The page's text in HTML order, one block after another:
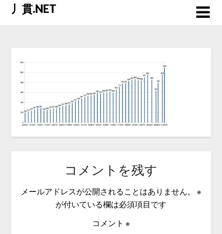
Skip丿貫.NET
コメントを残す
メールアドレスが公開されることはありません。
※
が付いている欄は必須項目です
コメント ※